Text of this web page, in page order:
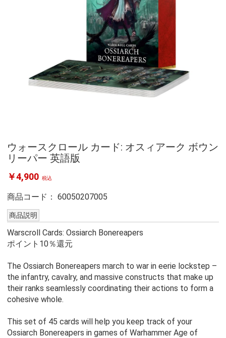
ウォースクロール カード: オスィアーク ボウン
リーパー 英語版
￥4,900 税込
商品コード： 60050207005
商品説明
Warscroll Cards: Ossiarch Bonereapers
ポイント10％還元
The Ossiarch Bonereapers march to war in eerie lockstep –
the infantry, cavalry, and massive constructs that make up
their ranks seamlessly coordinating their actions to form a
cohesive whole.
This set of 45 cards will help you keep track of your
Ossiarch Bonereapers in games of Warhammer Age of